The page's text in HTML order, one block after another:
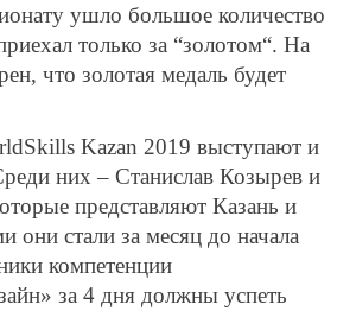
ушло большое количество
только за “золотом“. На
что золотая медаль будет
Kazan 2019 выступают и
них – Станислав Козырев и
представляют Казань и
они стали за месяц до начала
компетенции
за 4 дня должны успеть